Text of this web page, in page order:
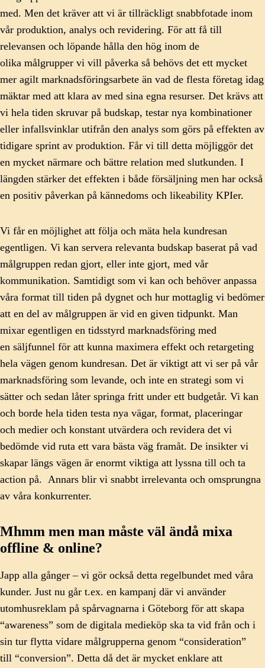
med. Men det kräver att vi är tillräckligt snabbfotade inom
vår produktion, analys och revidering. För att få till
relevansen och löpande hålla den hög inom de
olika målgrupper vi vill påverka så behövs det ett mycket
mer agilt marknadsföringsarbete än vad de flesta företag idag
mäktar med att klara av med sina egna resurser. Det krävs att
vi hela tiden skruvar på budskap, testar nya kombinationer
eller infallsvinklar utifrån den analys som görs på effekten av
tidigare sprint av produktion. Får vi till detta möjliggör det
en mycket närmare och bättre relation med slutkunden. I
längden stärker det effekten i både försäljning men har också
en positiv påverkan på kännedoms och likeability KPIer.
Vi får en möjlighet att följa och mäta hela kundresan
egentligen. Vi kan servera relevanta budskap baserat på vad
målgruppen redan gjort, eller inte gjort, med vår
kommunikation. Samtidigt som vi kan och behöver anpassa
våra format till tiden på dygnet och hur mottaglig vi bedömer
att en del av målgruppen är vid en given tidpunkt. Man
mixar egentligen en tidsstyrd marknadsföring med
en säljfunnel för att kunna maximera effekt och retargeting
hela vägen genom kundresan. Det är viktigt att vi ser på vår
marknadsföring som levande, och inte en strategi som vi
sätter och sedan låter springa fritt under ett budgetår. Vi kan
och borde hela tiden testa nya vägar, format, placeringar
och medier och konstant utvärdera och revidera det vi
bedömde vid ruta ett vara bästa väg framåt. De insikter vi
skapar längs vägen är enormt viktiga att lyssna till och ta
action på. Annars blir vi snabbt irrelevanta och omsprungna
av våra konkurrenter.
Mhmm men man måste väl ändå mixa
offline & online?
Japp alla gånger – vi gör också detta regelbundet med våra
kunder. Just nu går t.ex. en kampanj där vi använder
utomhusreklam på spårvagnarna i Göteborg för att skapa
“awareness” som de digitala medieköp ska ta vid från och i
sin tur flytta vidare målgrupperna genom “consideration”
till “conversion”. Detta då det är mycket enklare att